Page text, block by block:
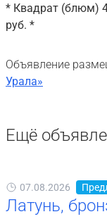
* Квадрат (блюм)
руб. *
Объявление
Урала»
Ещё
07.08.2026
Латунь,